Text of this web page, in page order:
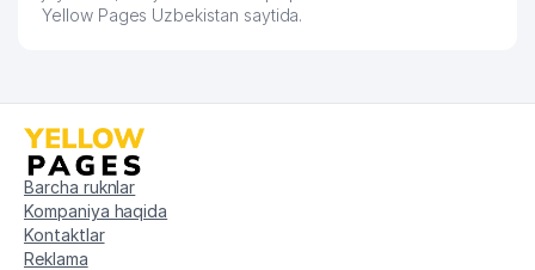
Yellow Pages Uzbekistan saytida.
Barcha ruknlar
Kompaniya haqida
Kontaktlar
Reklama